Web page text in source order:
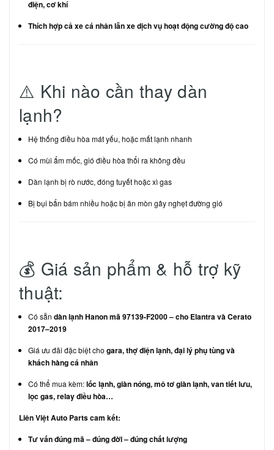
điện, cơ khí
Thích hợp cả xe cá nhân lẫn xe dịch vụ hoạt động cường độ cao
⚠️ Khi nào cần thay dàn
lạnh?
Hệ thống điều hòa mát yếu, hoặc mất lạnh nhanh
Có mùi ẩm mốc, gió điều hòa thổi ra không đều
Dàn lạnh bị rò nước, đóng tuyết hoặc xì gas
Bị bụi bẩn bám nhiều hoặc bị ăn mòn gây nghẹt đường gió
💰 Giá sản phẩm & hỗ trợ kỹ
thuật:
Có sẵn dàn lạnh Hanon mã 97139-F2000 – cho Elantra và Cerato
2017–2019
Giá ưu đãi đặc biệt cho gara, thợ điện lạnh, đại lý phụ tùng và
khách hàng cá nhân
Có thể mua kèm:lốc lạnh, giàn nóng, mô tơ giàn lạnh, van tiết lưu,
lọc gas, relay điều hòa…
Liên Việt Auto Parts cam kết:
Tư vấn đúng mã – đúng đời – đúng chất lượng